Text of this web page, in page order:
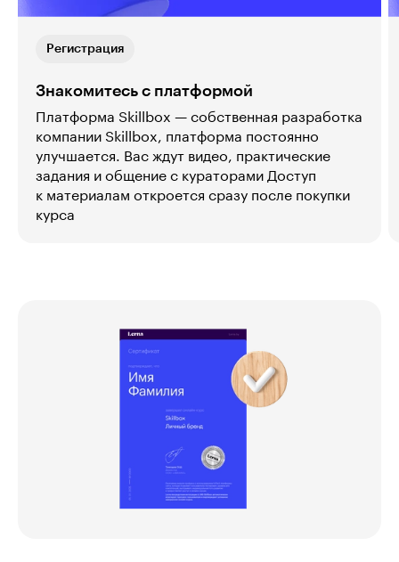
Регистрация
Знакомитесь с платформой
Платформа Skillbox — собственная разработка
компании Skillbox, платформа постоянно
улучшается. Вас ждут видео, практические
задания и общение с кураторами Доступ
к материалам откроется сразу после покупки
курса